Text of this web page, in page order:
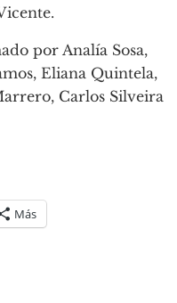
por Analía Sosa,
Eliana Quintela,
Carlos Silveira
Más